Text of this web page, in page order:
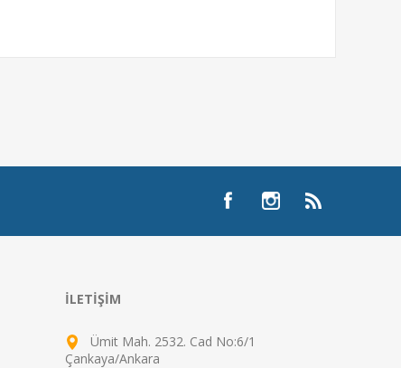
İLETIŞIM
Ümit Mah. 2532. Cad No:6/1
Çankaya/Ankara